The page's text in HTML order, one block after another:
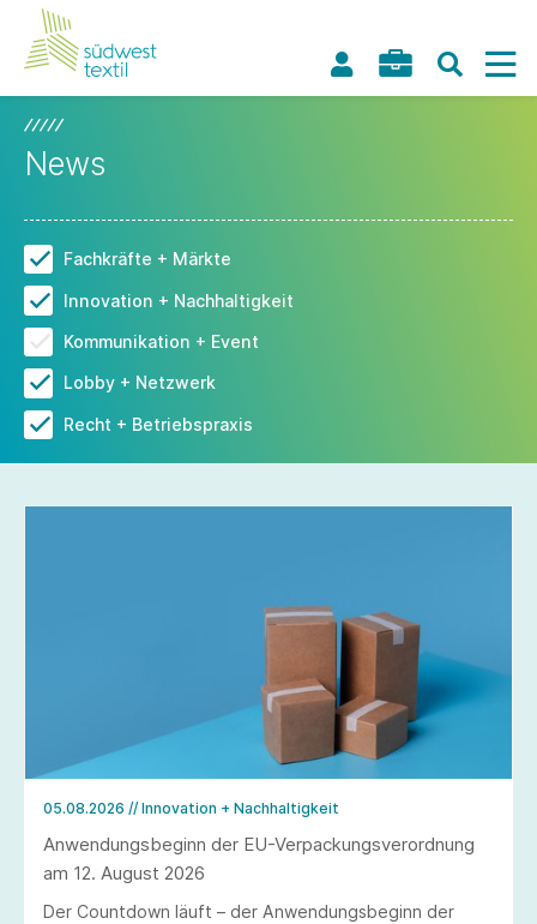
News
Fachkräfte + Märkte
Innovation + Nachhaltigkeit
Kommunikation + Event
Lobby + Netzwerk
Recht + Betriebspraxis
05.08.2026 // Innovation + Nachhaltigkeit
Anwendungsbeginn der EU-Verpackungsverordnung
am 12. August 2026
Der Countdown läuft – der Anwendungsbeginn der